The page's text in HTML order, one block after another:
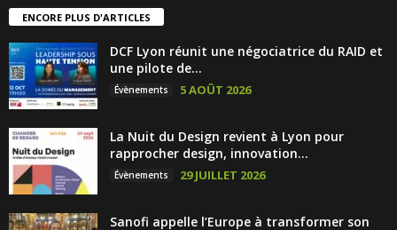
ENCORE PLUS D'ARTICLES
DCF Lyon réunit une négociatrice du RAID et
une pilote de...
Évènements 5 AOÛT 2026
La Nuit du Design revient à Lyon pour
rapprocher design, innovation...
Évènements 29 JUILLET 2026
Sanofi appelle l’Europe à transformer son